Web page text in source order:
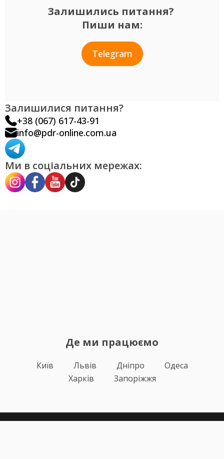
Залишились питання?
Пиши нам:
Telegram
Залишилися питання?
+38 (067) 617-43-91
info@pdr-online.com.ua
Ми в соціальних мережах:
Де ми працюємо
Київ Львів Дніпро
Одеса
Харків
Запоріжжя